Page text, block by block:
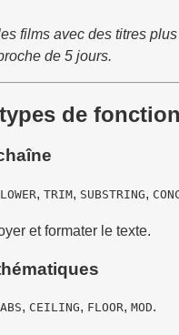
films avec des titres
de 5 jours.
de
LOWER, TRIM, SUBSTRING,
et formater le texte.
ABS, CEILING, FLOOR, MOD.